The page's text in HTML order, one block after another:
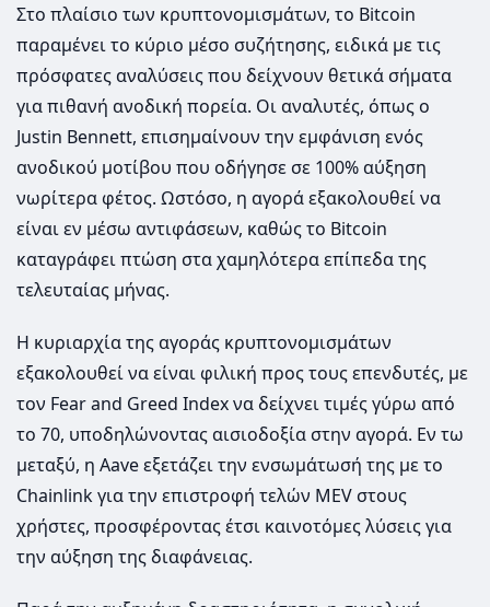
Στο πλαίσιο των κρυπτονομισμάτων, το Bitcoin
παραμένει το κύριο μέσο συζήτησης, ειδικά με τις
πρόσφατες αναλύσεις που δείχνουν θετικά σήματα
για πιθανή ανοδική πορεία. Οι αναλυτές, όπως ο
Justin Bennett, επισημαίνουν την εμφάνιση ενός
ανοδικού μοτίβου που οδήγησε σε 100% αύξηση
νωρίτερα φέτος. Ωστόσο, η αγορά εξακολουθεί να
είναι εν μέσω αντιφάσεων, καθώς το Bitcoin
καταγράφει πτώση στα χαμηλότερα επίπεδα της
τελευταίας μήνας.
Η κυριαρχία της αγοράς κρυπτονομισμάτων
εξακολουθεί να είναι φιλική προς τους επενδυτές, με
τον Fear and Greed Index να δείχνει τιμές γύρω από
το 70, υποδηλώνοντας αισιοδοξία στην αγορά. Εν τω
μεταξύ, η Aave εξετάζει την ενσωμάτωσή της με το
Chainlink για την επιστροφή τελών MEV στους
χρήστες, προσφέροντας έτσι καινοτόμες λύσεις για
την αύξηση της διαφάνειας.